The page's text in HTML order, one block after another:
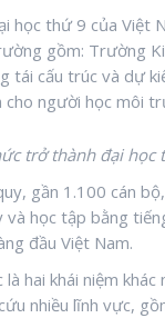
học thứ 9 của
gồm: Trường
cấu trúc và dự
người học môi
trở thành đại học
gần 1.100 cán
học tập bằng
đầu Việt Nam.
hai khái niệm
nhiều lĩnh vực,